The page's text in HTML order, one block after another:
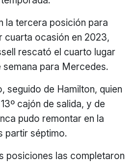
la tercera posición para
cuarta ocasión en 2023,
rescató el cuarto lugar
semana para Mercedes.
seguido de Hamilton, quien
cajón de salida, y de
pudo remontar en la
partir séptimo.
posiciones las completaron